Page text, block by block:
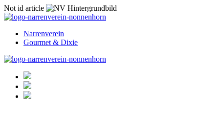
Not id article
Narrenverein
Gourmet & Dixie